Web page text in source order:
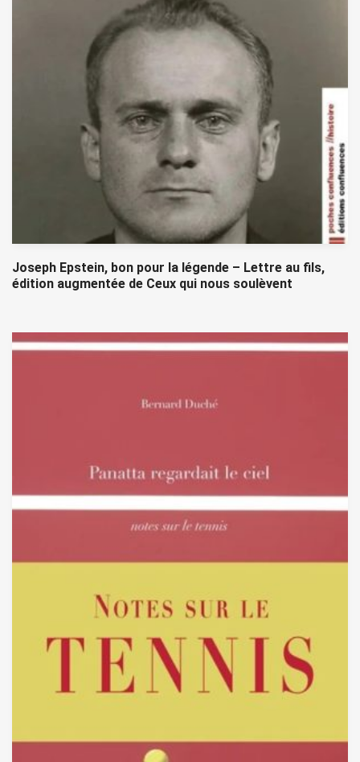
Joseph Epstein, bon pour la légende – Lettre au fils,
édition augmentée de Ceux qui nous soulèvent